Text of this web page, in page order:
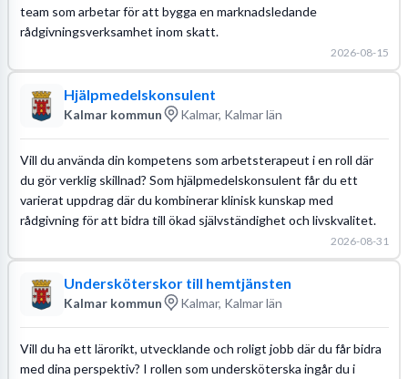
team som arbetar för att bygga en marknadsledande
rådgivningsverksamhet inom skatt.
2026-08-15
Hjälpmedelskonsulent
Kalmar kommun Kalmar, Kalmar län
Vill du använda din kompetens som arbetsterapeut i en roll där
du gör verklig skillnad? Som hjälpmedelskonsulent får du ett
varierat uppdrag där du kombinerar klinisk kunskap med
rådgivning för att bidra till ökad självständighet och livskvalitet.
2026-08-31
Undersköterskor till hemtjänsten
Kalmar kommun Kalmar, Kalmar län
Vill du ha ett lärorikt, utvecklande och roligt jobb där du får bidra
med dina perspektiv? I rollen som undersköterska ingår du i